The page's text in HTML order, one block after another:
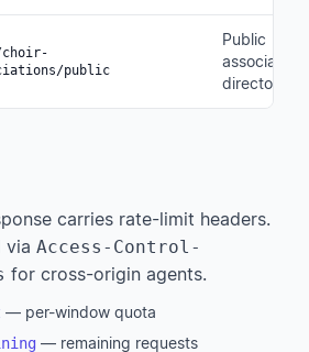
public
Public
association
directory
carries rate-limit headers.
via Access-Control-
for cross-origin agents.
— per-window quota
— remaining requests